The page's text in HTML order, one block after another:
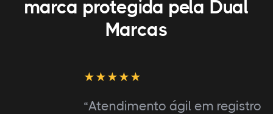
marca protegida pela Dual
Marcas
“Atendimento ágil em registro de marca.